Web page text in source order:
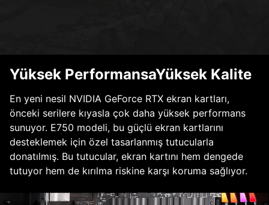
Yüksek PerformansaYüksek Kalite
En yeni nesil NVIDIA GeForce RTX ekran kartları,
önceki serilere kıyasla çok daha yüksek performans
sunuyor. E750 modeli, bu güçlü ekran kartlarını
desteklemek için özel tasarlanmış tutucularla
donatılmış. Bu tutucular, ekran kartını hem dengede
tutuyor hem de kırılma riskine karşı koruma sağlıyor.